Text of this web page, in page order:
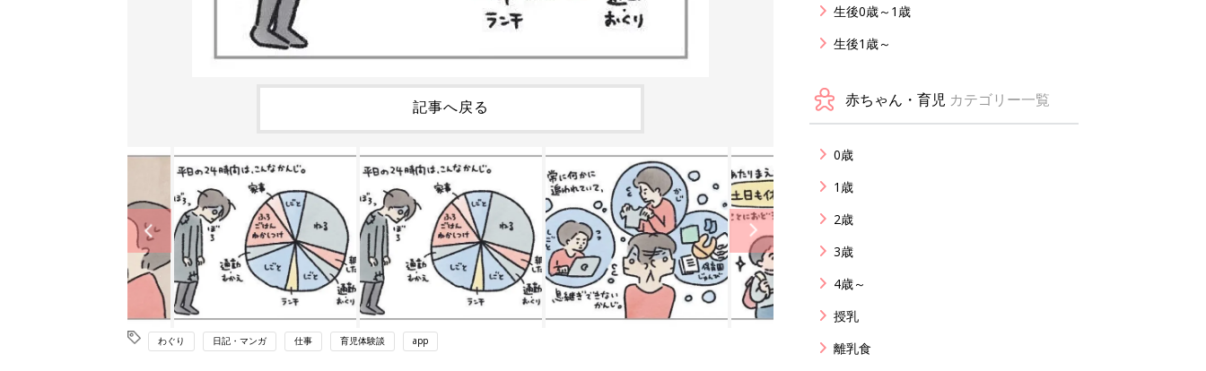
記事へ戻る
わぐり 日記・マンガ 仕事 育児体験談 app
生後0歳～1歳
生後1歳～
赤ちゃん・育児 カテゴリー一覧
0歳
1歳
2歳
3歳
4歳～
授乳
離乳食